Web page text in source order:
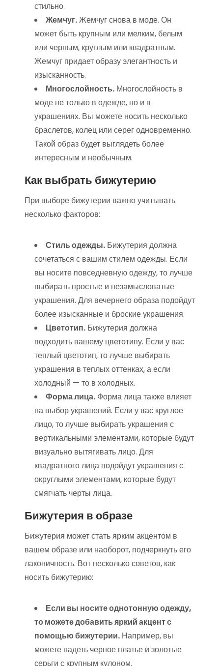
стильно.
Жемчуг.Жемчуг снова в моде. Он
может быть крупным или мелким, белым
или черным, круглым или квадратным.
Жемчуг придает образу элегантность и
изысканность.
Многослойность. Многослойность в
моде не только в одежде, но и в
украшениях. Вы можете носить несколько
браслетов, колец или серег одновременно.
Такой образ будет выглядеть более
интересным и необычным.
Как выбрать бижутерию
При выборе бижутерии важно учитывать
несколько факторов:
Стиль одежды. Бижутерия должна
сочетаться с вашим стилем одежды. Если
вы носите повседневную одежду, то лучше
выбирать простые и незамысловатые
украшения. Для вечернего образа подойдут
более изысканные и броские украшения.
Цветотип. Бижутерия должна
подходить вашему цветотипу. Если у вас
теплый цветотип, то лучше выбирать
украшения в теплых оттенках, а если
холодный — то в холодных.
Форма лица. Форма лица также влияет
на выбор украшений. Если у вас круглое
лицо, то лучше выбирать украшения с
вертикальными элементами, которые будут
визуально вытягивать лицо. Для
квадратного лица подойдут украшения с
округлыми элементами, которые будут
смягчать черты лица.
Бижутерия в образе
Бижутерия может стать ярким акцентом в
вашем образе или наоборот, подчеркнуть его
лаконичность. Вот несколько советов, как
носить бижутерию:
Если вы носите однотонную одежду,
то можете добавить яркий акцент с
помощью бижутерии. Например, вы
можете надеть черное платье и золотые
серьги с крупным кулоном.